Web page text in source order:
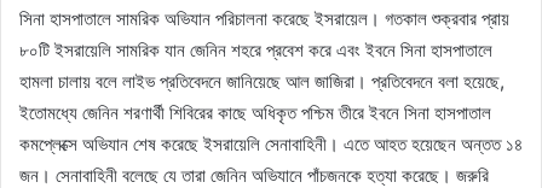
সিনা হাসপাতালে সামরিক অভিযান পরিচালনা করেছে ইসরায়েল। গতকাল শুক্রবার প্রায়
৮০টি ইসরায়েলি সামরিক যান জেনিন শহরে প্রবেশ করে এবং ইবনে সিনা হাসপাতালে
হামলা চালায় বলে লাইভ প্রতিবেদনে জানিয়েছে আল জাজিরা। প্রতিবেদনে বলা হয়েছে,
ইতোমধ্যে জেনিন শরণার্থী শিবিরের কাছে অধিকৃত পশ্চিম তীরে ইবনে সিনা হাসপাতাল
কমপ্লেক্সে অভিযান শেষ করেছে ইসরায়েলি সেনাবাহিনী। এতে আহত হয়েছেন অন্তত ১৪
জন। সেনাবাহিনী বলেছে যে তারা জেনিন অভিযানে পাঁচজনকে হত্যা করেছে। জরুরি